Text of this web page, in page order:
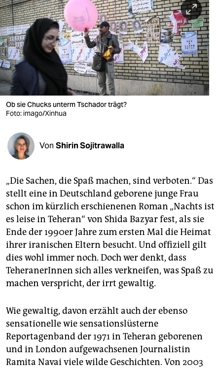
sport
berlin
nord
wahrheit
verlag
verlag
veranstaltungen
shop
unterstützen
abo
genossenschaft
epaper login
Ob sie Chucks unterm Tschador trägt?
Foto: imago/Xinhua
Von Shirin Sojitrawalla
„Die Sachen, die Spaß machen, sind verboten.“ Das
stellt eine in Deutschland geborene junge Frau
schon im kürzlich erschienenen Roman „Nachts ist
es leise in Teheran“ von Shida Bazyar fest, als sie
Ende der 1990er Jahre zum ersten Mal die Heimat
ihrer iranischen Eltern besucht. Und offiziell gilt
dies wohl immer noch. Doch wer denkt, dass
TeheranerInnen sich alles verkneifen, was Spaß zu
machen verspricht, der irrt gewaltig.
Wie gewaltig, davon erzählt auch der ebenso
sensationelle wie sensationslüsterne
Reportagenband der 1971 in Teheran geborenen
und in London aufgewachsenen Journalistin
Ramita Navai viele wilde Geschichten. Von 2003